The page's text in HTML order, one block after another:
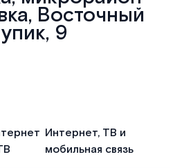
Восточный
9
Интернет, ТВ и
мобильная связь